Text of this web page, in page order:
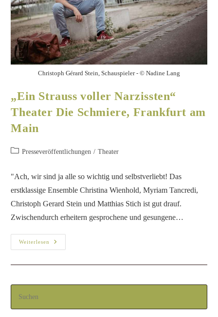
Christoph Gérard Stein, Schauspieler - © Nadine Lang
„Ein Strauss voller Narzissten“
Theater Die Schmiere, Frankfurt am
Main
Presseveröffentlichungen / Theater
"Ach, wir sind ja alle so wichtig und selbstverliebt! Das
erstklassige Ensemble Christina Wienhold, Myriam Tancredi,
Christoph Gerard Stein und Matthias Stich ist gut drauf.
Zwischendurch erheitern gesprochene und gesungene…
Weiterlesen